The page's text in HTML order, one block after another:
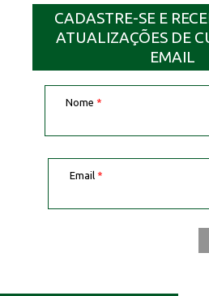
CADASTRE-SE E
ATUALIZAÇÕES DE
EMAIL
Nome *
Email *